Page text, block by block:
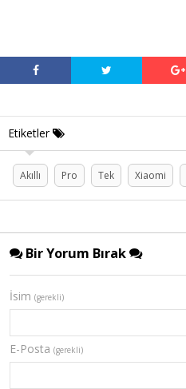
Etiketler
Akıllı Pro Tek Xiaomi
Bir Yorum Bırak
İsim (gerekli)
E-Posta (gerekli)